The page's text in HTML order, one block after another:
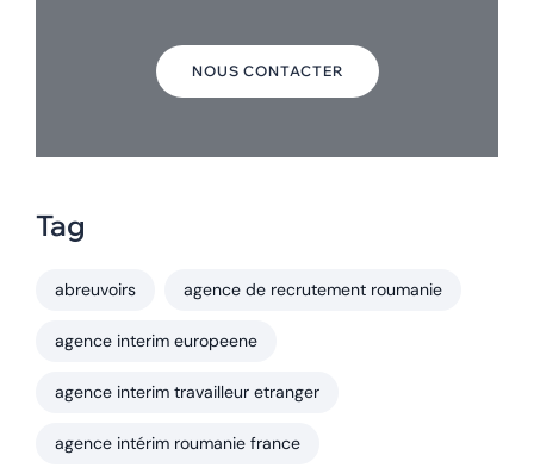
NOUS CONTACTER
Tag
abreuvoirs agence de recrutement roumanie
agence interim europeene
agence interim travailleur etranger
agence intérim roumanie france